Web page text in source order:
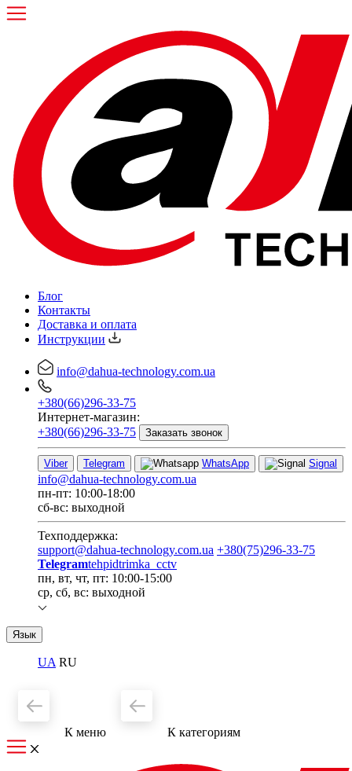
Блог
Контакты
Доставка и оплата
Инструкции
info@dahua-technology.com.ua
+380(66)296-33-75
Интернет-магазин:
+380(66)296-33-75
Заказать звонок
Viber Telegram WhatsApp Signal
info@dahua-technology.com.ua
пн-пт: 10:00-18:00
сб-вс: выходной
Техподдержка:
support@dahua-technology.com.ua +380(75)296-33-75
Telegramtehpidtrimka_cctv
пн, вт, чт, пт: 10:00-15:00
ср, сб, вс: выходной
Язык
UA RU
К меню К категориям